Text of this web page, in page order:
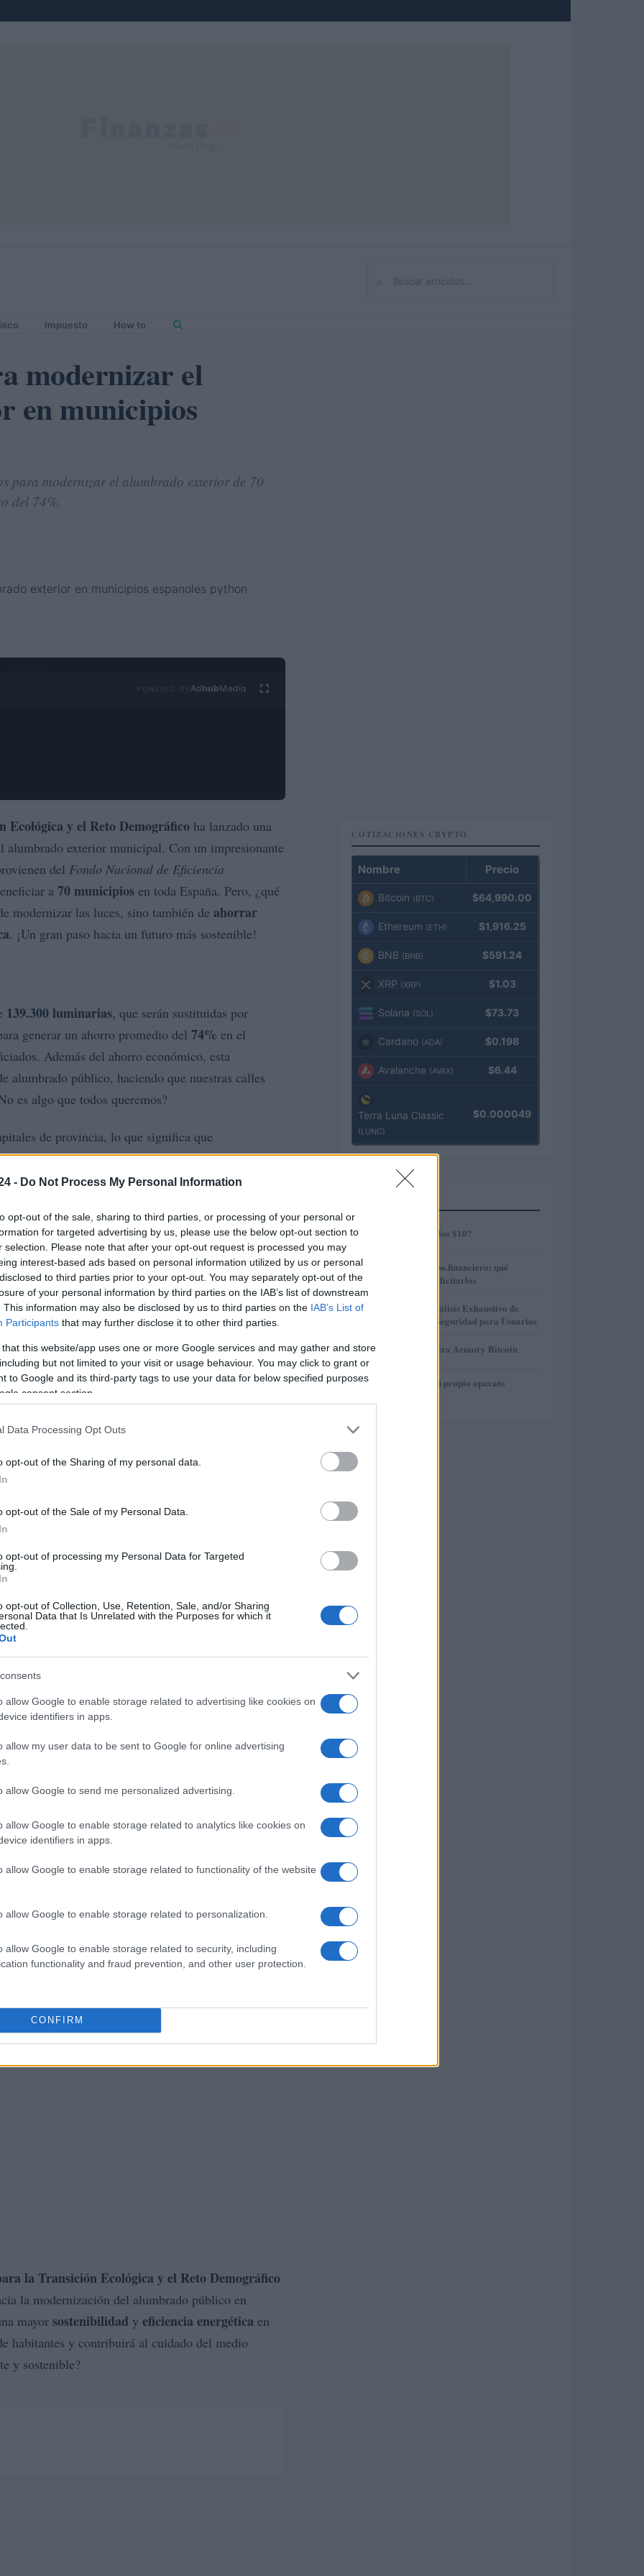
- Do Not Process My Personal Information
opt-out of the sale, sharing to third parties, or processing of your personal or
for targeted advertising by us, please use the below opt-out section to
selection. Please note that after your opt-out request is processed you may
interest-based ads based on personal information utilized by us or personal
to third parties prior to your opt-out. You may separately opt-out of the
of your personal information by third parties on the IAB’s list of downstream
This information may also be disclosed by us to third parties on the IAB’s List of
Participants that may further disclose it to other third parties.
that this website/app uses one or more Google services and may gather and store
but not limited to your visit or usage behaviour. You may click to grant or
to Google and its third-party tags to use your data for below specified purposes
consent section.
Data Processing Opt Outs
opt-out of the Sharing of my personal data.
opt-out of the Sale of my Personal Data.
opt-out of processing my Personal Data for Targeted
opt-out of Collection, Use, Retention, Sale, and/or Sharing
Data that Is Unrelated with the Purposes for which it
allow Google to enable storage related to advertising like cookies on
identifiers in apps.
allow my user data to be sent to Google for online advertising
allow Google to send me personalized advertising.
allow Google to enable storage related to analytics like cookies on
identifiers in apps.
allow Google to enable storage related to functionality of the website
allow Google to enable storage related to personalization.
allow Google to enable storage related to security, including
functionality and fraud prevention, and other user protection.
CONFIRM
Buscar
Impuesto How to
modernizar el
en municipios
para modernizar el alumbrado exterior de 70
del 74%.
Ad hubMedia
y el Reto Demográfico ha lanzado una
alumbrado exterior municipal. Con un impresionante
del Fondo Nacional de Eficiencia
a 70 municipios en toda España. Pero, ¿qué
modernizar las luces, sino también de ahorrar
. ¡Un gran paso hacia un futuro más sostenible!
139.300 luminarias, que serán sustituidas por
generar un ahorro promedio del 74% en el
Además del ahorro económico, esta
alumbrado público, haciendo que nuestras calles
es algo que todos queremos?
de provincia, lo que significa que
se verán favorecidos por esta iniciativa. Las
la inversión son Andalucía y Cataluña, con19
contará con una inversión de
¡Increíble, ¿verdad?
el “
inversión de9,4 millones. Además, la renovación
8,5 millones de euros
sustituir el100%de sus luminarias por sistemas
mediante préstamos sin intereses, con un
financiera facilitará a los municipios recuperar
energía, reforzando así la viabilidad de la iniciativa a
para todos?
sostenibilidad
en España. Modernizar el
estrategia, ya que representa una parte
ciudades. Además, reducir la contaminación
puede afectar negativamente a laflora,
la Transición Ecológica y el Reto Demográfico
la modernización del alumbrado público en
mayor sostenibilidad y eficiencia energética en
habitantes y contribuirá al cuidado del medio
y sostenible?
COTIZACIONES CRYPTO
Nombre Precio
Bitcoin (BTC) $64,990.00
Ethereum (ETH) $1,916.25
BNB (BNB) $591.24
XRP (XRP) $1.03
Solana (SOL) $73.73
Cardano (ADA) $0.198
Avalanche (AVAX) $6.44
Terra Luna Classic
(LUNC)
$0.000049
1 ¿AMP alcanzará los $10?
2
Préstamos en Kubo.financiero: qué
ofrecen y cómo solicitarlos
3
Gana Crédito: Análisis Exhaustivo de
Funcionalidad y Seguridad para Usuarios
4 Revisión de billetera Armory Bitcoin
5 Cómo construir tu propio aparato